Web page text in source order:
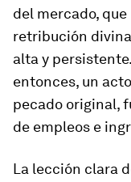
del mercado,
retribución
alta y
entonces, un
pecado original,
de empleos e
La lección clara